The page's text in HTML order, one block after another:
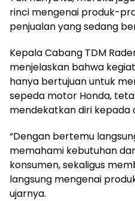
rinci mengenai produk-
penjualan yang sedang
Kepala Cabang TDM
menjelaskan bahwa
hanya bertujuan untuk
sepeda motor Honda,
mendekatkan diri kepada
“Dengan bertemu
memahami kebutuhan
konsumen, sekaligus
langsung mengenai
ujarnya.